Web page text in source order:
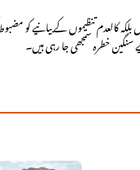
کالعدم تنظیموں کے بیانیے کو
خطرہ سمجھی جا رہی ہیں۔